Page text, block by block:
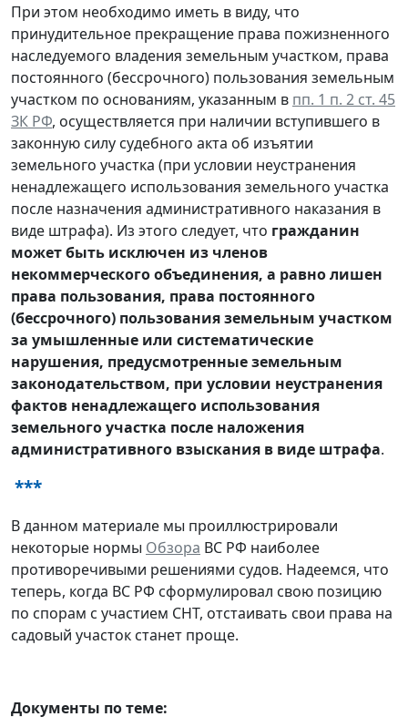
При этом необходимо иметь в виду, что
принудительное прекращение права пожизненного
наследуемого владения земельным участком, права
постоянного (бессрочного) пользования земельным
участком по основаниям, указанным в пп. 1 п. 2 ст. 45
ЗК РФ, осуществляется при наличии вступившего в
законную силу судебного акта об изъятии
земельного участка (при условии неустранения
ненадлежащего использования земельного участка
после назначения административного наказания в
виде штрафа). Из этого следует, что гражданин
может быть исключен из членов
некоммерческого объединения, а равно лишен
права пользования, права постоянного
(бессрочного) пользования земельным участком
за умышленные или систематические
нарушения, предусмотренные земельным
законодательством, при условии неустранения
фактов ненадлежащего использования
земельного участка после наложения
административного взыскания в виде штрафа.
***
В данном материале мы проиллюстрировали
некоторые нормы Обзора ВС РФ наиболее
противоречивыми решениями судов. Надеемся, что
теперь, когда ВС РФ сформулировал свою позицию
по спорам с участием СНТ, отстаивать свои права на
садовый участок станет проще.
Документы по теме: